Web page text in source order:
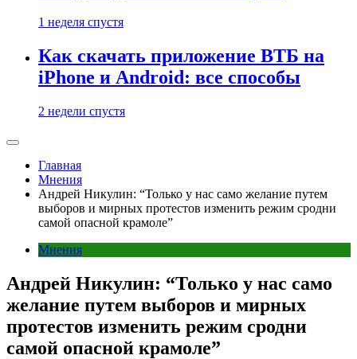
1 неделя спустя
Как скачать приложение ВТБ на
iPhone и Android: все способы
2 недели спустя
Главная
Мнения
Андрей Никулин: “Только у нас само желание путем
выборов и мирных протестов изменить режим сродни
самой опасной крамоле”
Мнения
Андрей Никулин: “Только у нас само
желание путем выборов и мирных
протестов изменить режим сродни
самой опасной крамоле”